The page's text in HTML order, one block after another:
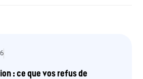
: ce que vos refus de